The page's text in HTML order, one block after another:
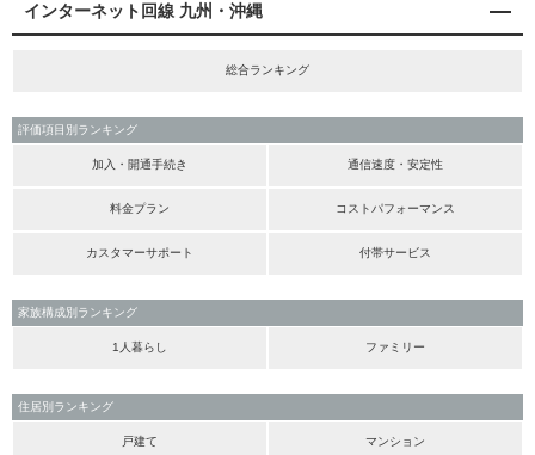
インターネット回線 九州・沖縄
総合ランキング
評価項目別ランキング
加入・開通手続き 通信速度・安定性
料金プラン コストパフォーマンス
カスタマーサポート 付帯サービス
家族構成別ランキング
1人暮らし ファミリー
住居別ランキング
戸建て マンション